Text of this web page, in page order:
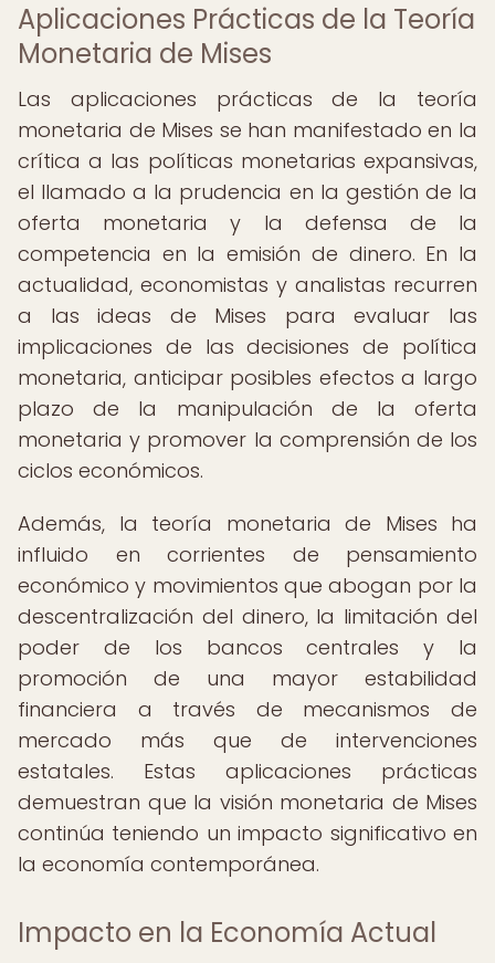
Aplicaciones Prácticas de la Teoría
Monetaria de Mises
Las aplicaciones prácticas de la teoría
monetaria de Mises se han manifestado en la
crítica a las políticas monetarias expansivas,
el llamado a la prudencia en la gestión de la
oferta monetaria y la defensa de la
competencia en la emisión de dinero. En la
actualidad, economistas y analistas recurren
a las ideas de Mises para evaluar las
implicaciones de las decisiones de política
monetaria, anticipar posibles efectos a largo
plazo de la manipulación de la oferta
monetaria y promover la comprensión de los
ciclos económicos.
Además, la teoría monetaria de Mises ha
influido en corrientes de pensamiento
económico y movimientos que abogan por la
descentralización del dinero, la limitación del
poder de los bancos centrales y la
promoción de una mayor estabilidad
financiera a través de mecanismos de
mercado más que de intervenciones
estatales. Estas aplicaciones prácticas
demuestran que la visión monetaria de Mises
continúa teniendo un impacto significativo en
la economía contemporánea.
Impacto en la Economía Actual